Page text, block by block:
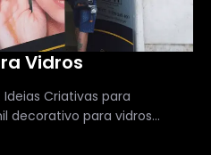
Vidros
Criativas para
decorativo para vidros...